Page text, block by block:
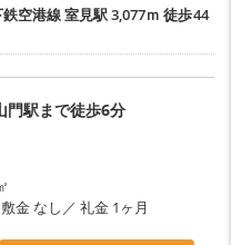
空港線室見駅3,077ｍ 徒歩44
門駅まで徒歩6分
金 なし／ 礼金 1ヶ月